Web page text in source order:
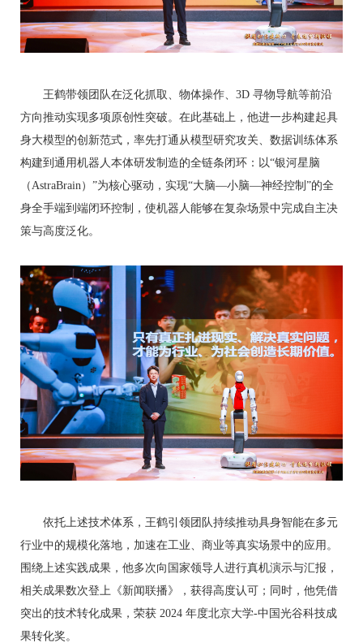
王鹤带领团队在泛化抓取、物体操作、3D 寻物导航等前沿
方向推动实现多项原创性突破。在此基础上，他进一步构建起具
身大模型的创新范式，率先打通从模型研究攻关、数据训练体系
构建到通用机器人本体研发制造的全链条闭环：以“银河星脑
（AstraBrain）”为核心驱动，实现“大脑—小脑—神经控制”的全
身全手端到端闭环控制，使机器人能够在复杂场景中完成自主决
策与高度泛化。
依托上述技术体系，王鹤引领团队持续推动具身智能在多元
行业中的规模化落地，加速在工业、商业等真实场景中的应用。
围绕上述实践成果，他多次向国家领导人进行真机演示与汇报，
相关成果数次登上《新闻联播》，获得高度认可；同时，他凭借
突出的技术转化成果，荣获 2024 年度北京大学-中国光谷科技成
果转化奖。